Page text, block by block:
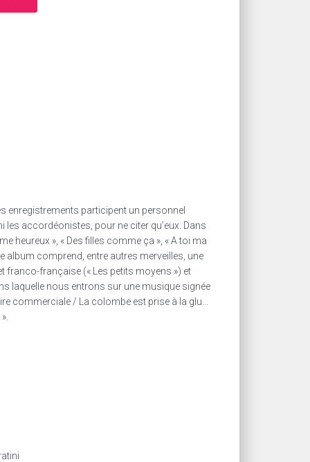
enregistrements participent un personnel
accordéonistes, pour ne citer qu’eux. Dans
heureux », « Des filles comme ça », « A toi ma
album comprend, entre autres merveilles, une
franco-française (« Les petits moyens ») et
laquelle nous entrons sur une musique signée
commerciale / La colombe est prise à la glu…